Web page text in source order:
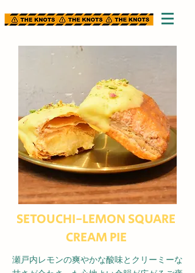
SETOUCHI-LEMON SQUARE
CREAM PIE
​瀬戸内レモンの爽やかな酸味とクリーミーな